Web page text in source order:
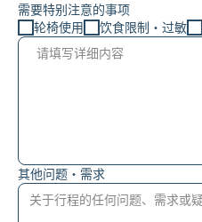
需要特别注意的事项
轮椅使用
饮食限制・过敏
其他问题・需求